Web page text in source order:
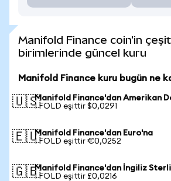
Manifold Finance coin'in
birimlerinde güncel kuru
Manifold Finance kuru bugün ne
🇺🇸Manifold Finance'dan Amerikan
1 FOLD eşittir $0,0291
🇪🇺Manifold Finance'dan Euro'na
1 FOLD eşittir €0,0252
🇬🇧Manifold Finance'dan İngiliz
1 FOLD eşittir £0,0216